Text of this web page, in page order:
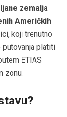
zemalja
Američkih
koji trenutno
putovanja platiti
ETIAS
zonu.